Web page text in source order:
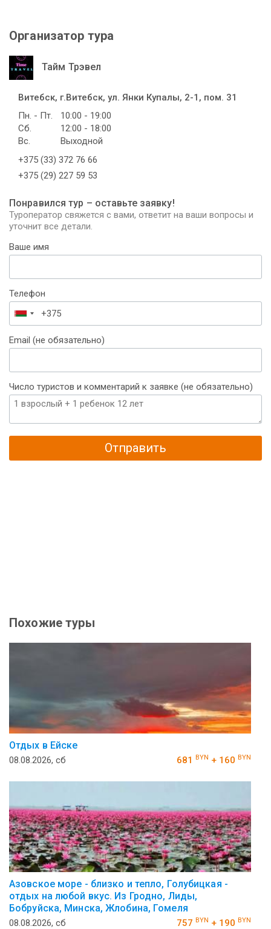
Организатор тура
Тайм Трэвел
Витебск, г.Витебск, ул. Янки Купалы, 2-1, пом. 31
Пн. - Пт.
10:00 - 19:00
Сб.
12:00 - 18:00
Вс.
Выходной
+375 (33) 372 76 66
+375 (29) 227 59 53
Понравился тур – оставьте заявку!
Туроператор свяжется с вами, ответит на ваши вопросы и
уточнит все детали.
Ваше имя
Телефон
Беларусь
+375
Email (не обязательно)
Число туристов и комментарий к заявке (не обязательно)
Отправить
Похожие туры
Отдых в Ейске
08.08.2026, сб 681 BYN + 160 BYN
Азовское море - близко и тепло, Голубицкая -
отдых на любой вкус. Из Гродно, Лиды,
Бобруйска, Минска, Жлобина, Гомеля
08.08.2026, сб 757 BYN + 190 BYN